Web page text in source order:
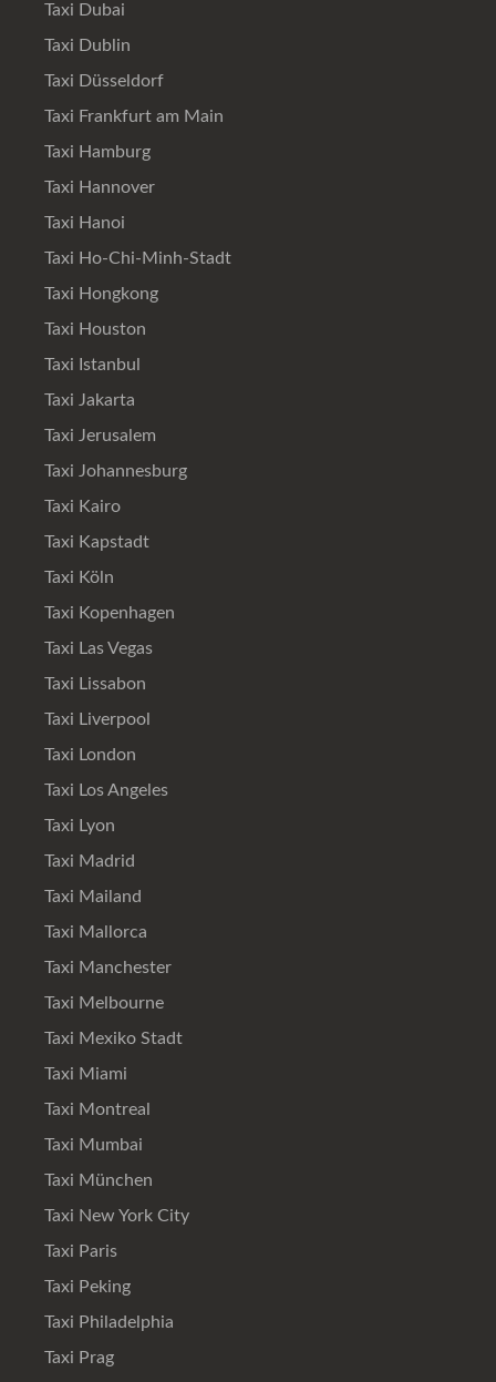
Taxi Dubai
Taxi Dublin
Taxi Düsseldorf
Taxi Frankfurt am Main
Taxi Hamburg
Taxi Hannover
Taxi Hanoi
Taxi Ho-Chi-Minh-Stadt
Taxi Hongkong
Taxi Houston
Taxi Istanbul
Taxi Jakarta
Taxi Jerusalem
Taxi Johannesburg
Taxi Kairo
Taxi Kapstadt
Taxi Köln
Taxi Kopenhagen
Taxi Las Vegas
Taxi Lissabon
Taxi Liverpool
Taxi London
Taxi Los Angeles
Taxi Lyon
Taxi Madrid
Taxi Mailand
Taxi Mallorca
Taxi Manchester
Taxi Melbourne
Taxi Mexiko Stadt
Taxi Miami
Taxi Montreal
Taxi Mumbai
Taxi München
Taxi New York City
Taxi Paris
Taxi Peking
Taxi Philadelphia
Taxi Prag